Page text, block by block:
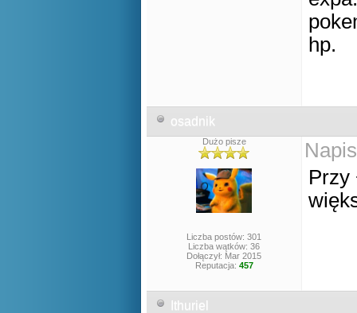
hp.
osadnik
Dużo pisze
Liczba postów: 301
Liczba wątków: 36
Dołączył: Mar 2015
Reputacja: 457
Przy
Ithuriel